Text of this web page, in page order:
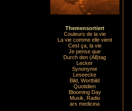
Themensortiert
Couleurs de la vie
La vie comme elle vient
Cest ça, la vie
Je pense que
Durch den (All)tag
Lecker
Synonyme
Leseecke
Bild, Wortbild
Quotidien
Blooming Day
Musik, Radio
ars medicina